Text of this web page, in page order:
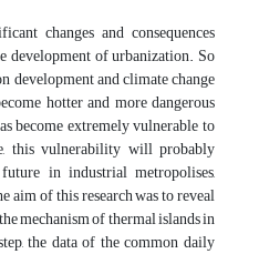
changes and consequences
development of urbanization. So
development and climate change
hotter and more dangerous
become extremely vulnerable to
this vulnerability will probably
in industrial metropolises,
aim of this research was to reveal
mechanism of thermal islands in
the data of the common daily